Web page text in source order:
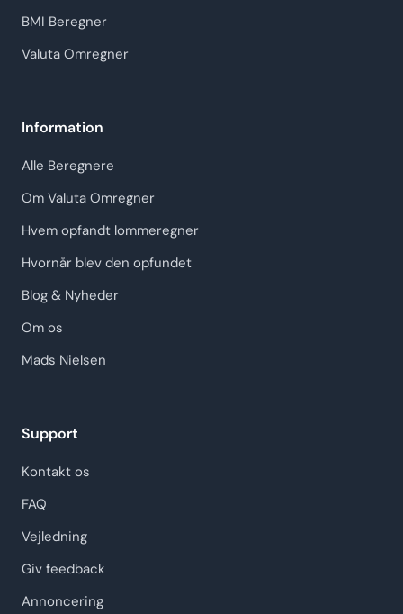
BMI Beregner
Valuta Omregner
Information
Alle Beregnere
Om Valuta Omregner
Hvem opfandt lommeregner
Hvornår blev den opfundet
Blog & Nyheder
Om os
Mads Nielsen
Support
Kontakt os
FAQ
Vejledning
Giv feedback
Annoncering